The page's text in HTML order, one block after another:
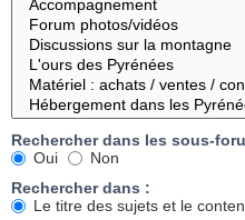
Rechercher dans les sous-
Oui
Non
Rechercher dans :
Le titre des sujets et le